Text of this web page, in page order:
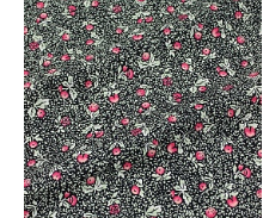
Ознакомлен(а) с
данныхи даюСогласие
данных
ДаюСогласие на
информационных рассылок